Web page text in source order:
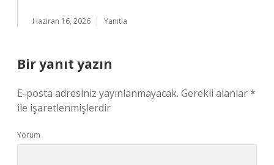
Haziran 16, 2026 Yanıtla
Bir yanıt yazın
E-posta adresiniz yayınlanmayacak. Gerekli alanlar*
ile işaretlenmişlerdir
Yorum